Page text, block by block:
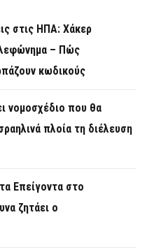
στις ΗΠΑ: Χάκερ
– Πώς
κωδικούς
νομοσχέδιο που θα
πλοία τη διέλευση
Επείγοντα στο
ζητάει ο